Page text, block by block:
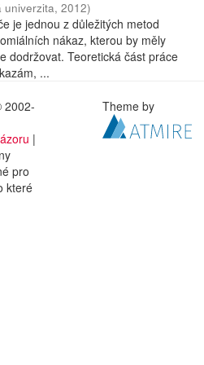
univerzita, 2012)
je jednou z důležitých metod
nákaz, kterou by měly
dodržovat. Teoretická část práce
...
2002-
|
pro
které
Theme by